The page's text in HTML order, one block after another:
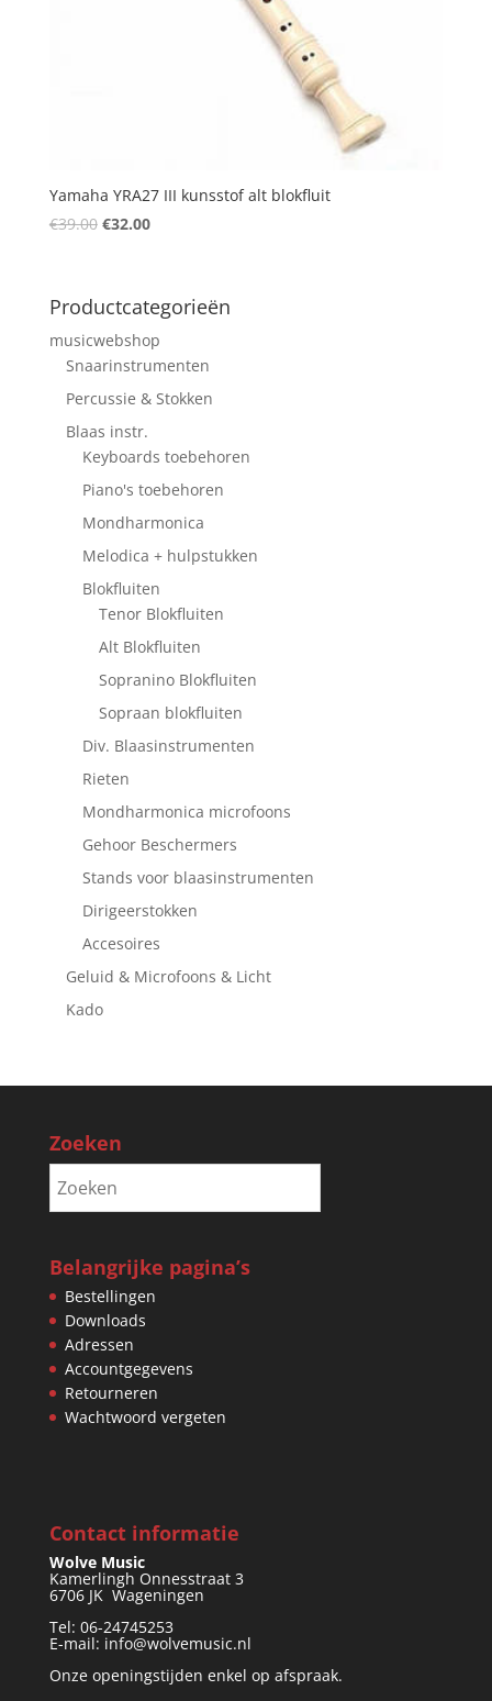
Yamaha YRA27 III kunsstof alt blokfluit
€39.00 Oorspronkelijke
€39.00.
€32.00Huidige
€32.00.
Productcategorieën
musicwebshop
Snaarinstrumenten
Percussie & Stokken
Blaas instr.
Keyboards toebehoren
Piano's toebehoren
Mondharmonica
Melodica + hulpstukken
Blokfluiten
Tenor Blokfluiten
Alt Blokfluiten
Sopranino Blokfluiten
Sopraan blokfluiten
Div. Blaasinstrumenten
Rieten
Mondharmonica microfoons
Gehoor Beschermers
Stands voor blaasinstrumenten
Dirigeerstokken
Accesoires
Geluid & Microfoons & Licht
Kado
Zoeken
Belangrijke pagina’s
Bestellingen
Downloads
Adressen
Accountgegevens
Retourneren
Wachtwoord vergeten
Contact informatie
Wolve Music
Kamerlingh Onnesstraat 3
6706 JK Wageningen
Tel: 06-24745253
E-mail: info@wolvemusic.nl
Onze openingstijden enkel op afspraak.